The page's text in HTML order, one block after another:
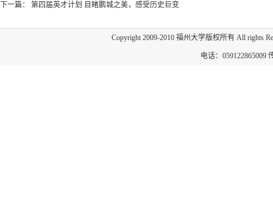
下一篇：
第四届英才计划 目睹鹏城之美，感受历史巨变
Copyright 2009-2010 福州大学版权所有 All rights
电话：059122865009